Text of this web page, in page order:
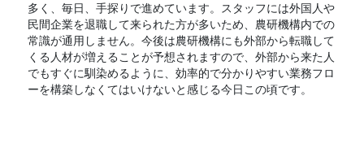
多く、毎日、手探りで進めています。スタッフには外国人や
民間企業を退職して来られた方が多いため、農研機構内での
常識が通用しません。今後は農研機構にも外部から転職して
くる人材が増えることが予想されますので、外部から来た人
でもすぐに馴染めるように、効率的で分かりやすい業務フロ
ーを構築しなくてはいけないと感じる今日この頃です。